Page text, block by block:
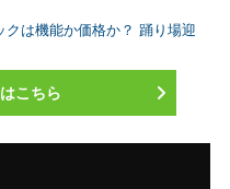
は機能か価格か？ 踊り場迎
こちら